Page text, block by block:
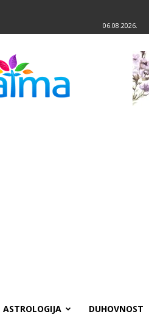
06.08.2026.
ASTROLOGIJA DUHOVNOST